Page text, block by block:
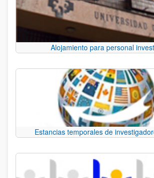
Alojamiento para personal
Estancias temporales de